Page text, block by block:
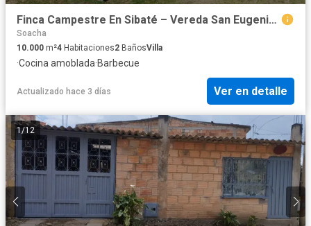
Finca Campestre En Sibaté – Vereda San Eugenio, 9.850 M²
Soacha
10.000 m²4 Habitaciones2 BañosVilla
·Cocina amoblada·Barbecue
Actualizado hace 3 días Ver en detalle
1/12